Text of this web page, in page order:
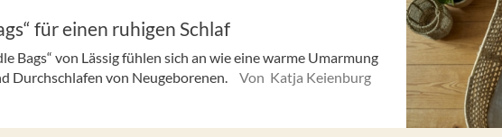
für einen ruhigen Schlaf
Bags“ von Lässig fühlen sich an wie eine warme Umarmung
Durchschlafen von Neugeborenen.
Von Katja Keienburg